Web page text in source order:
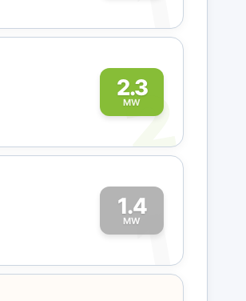
2.3
MW
2
1.4
MW
1